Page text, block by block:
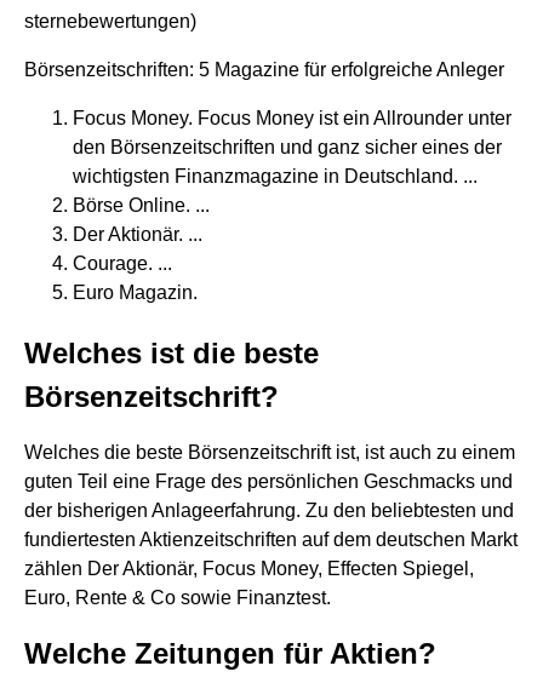
sternebewertungen)
Börsenzeitschriften: 5 Magazine für erfolgreiche Anleger
Focus Money. Focus Money ist ein Allrounder unter
den Börsenzeitschriften und ganz sicher eines der
wichtigsten Finanzmagazine in Deutschland. ...
Börse Online. ...
Der Aktionär. ...
Courage. ...
Euro Magazin.
Welches ist die beste
Börsenzeitschrift?
Welches die beste Börsenzeitschrift ist, ist auch zu einem
guten Teil eine Frage des persönlichen Geschmacks und
der bisherigen Anlageerfahrung. Zu den beliebtesten und
fundiertesten Aktienzeitschriften auf dem deutschen Markt
zählen Der Aktionär, Focus Money, Effecten Spiegel,
Euro, Rente & Co sowie Finanztest.
Welche Zeitungen für Aktien?